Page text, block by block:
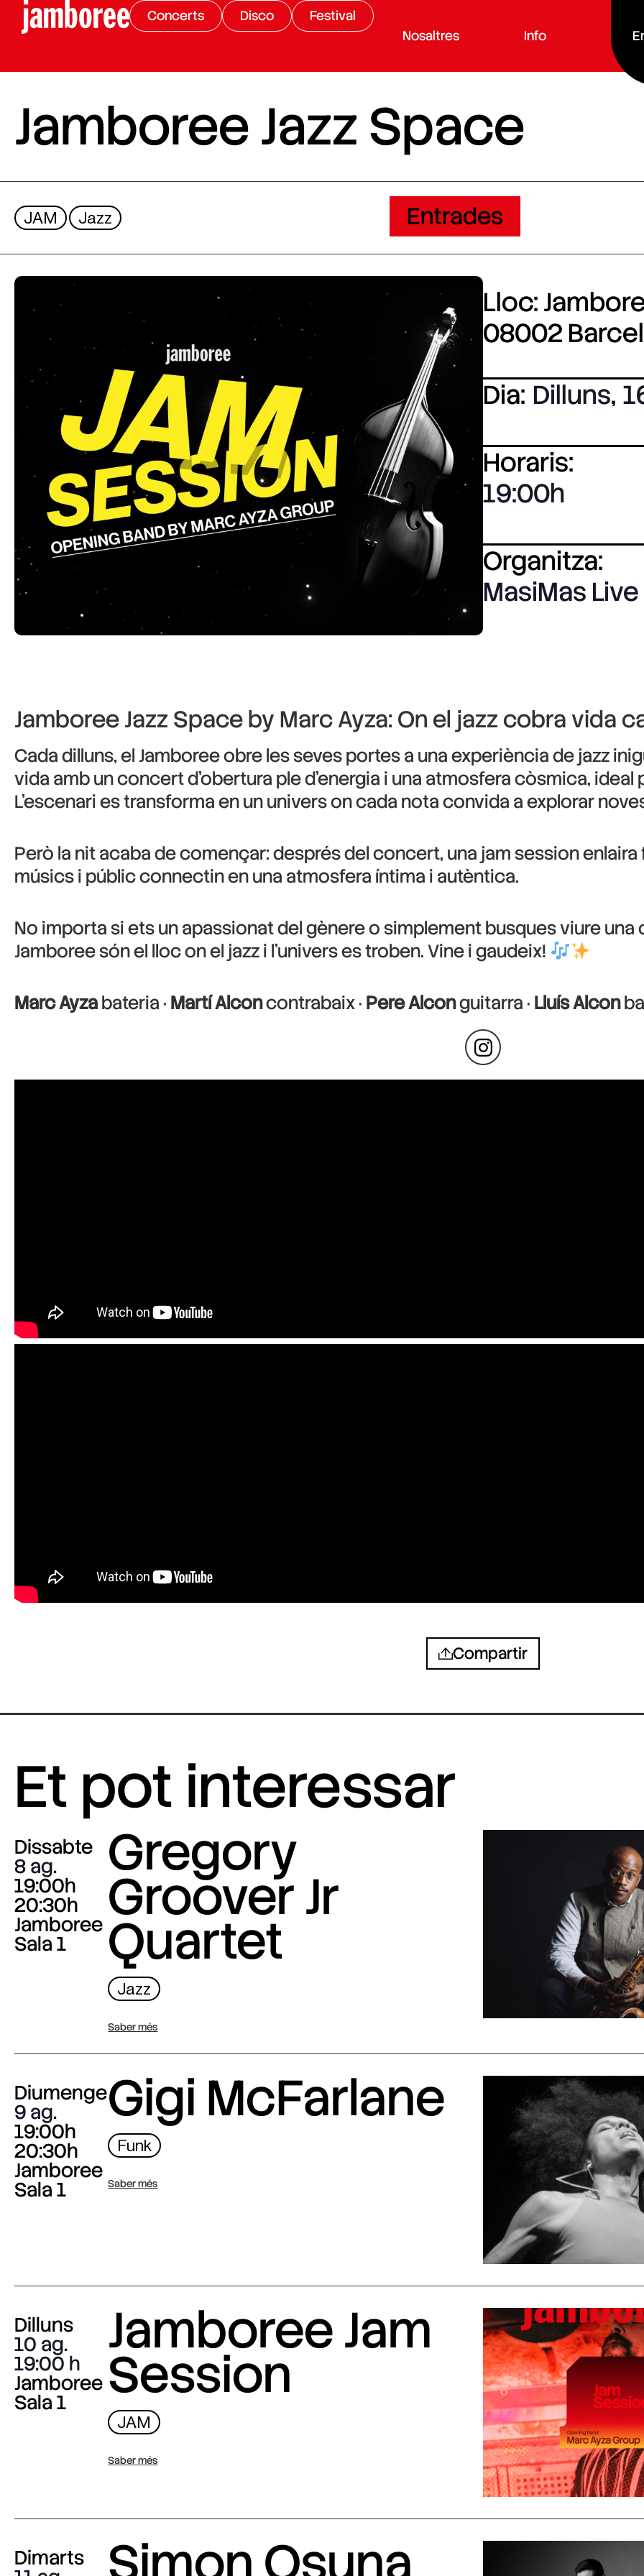
Concerts Disco
Festival
Nosaltres
Info
Jamboree Jazz Space
JAM Jazz Entrades
Lloc:
08002
Dia: Dilluns,
Horaris:
19:00
Organitza:
MasiMas Live
Jamboree Jazz Space by Marc Ayza: On el jazz cobra vida
Cada dilluns, el Jamboree obre les seves portes a una experiència de jazz
vida amb un concert d’obertura ple d’energia i una atmosfera còsmica,
L’escenari es transforma en un univers on cada nota convida a explorar
Però la nit acaba de començar: després del concert, una jam session
músics i públic connectin en una atmosfera íntima i autèntica.
No importa si ets un apassionat del gènere o simplement busques viure una
Jamboree són el lloc on el jazz i l’univers es troben. Vine i gaudeix!
Marc Ayzabateria · Martí Alconcontrabaix · Pere Alconguitarra · Lluís Alcon
Compartir
Et pot interessar
Dissabte
8 ag.
19:00h
20:30h
Jamboree
Sala 1
Gregory
Groover Jr
Quartet
Jazz
Saber més
Diumenge
9 ag.
19:00h
20:30h
Jamboree
Sala 1
Gigi McFarlane
Funk
Saber més
Dilluns
10 ag.
19:00
Jamboree
Sala 1
Jamboree Jam
Session
JAM
Saber més
Dimarts Simon Osuna